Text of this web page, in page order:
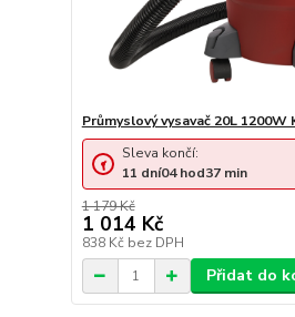
Průmyslový vysavač 20L 1200W
1 179 Kč
1 014 Kč
838 Kč bez DPH
Sleva končí:
11 dní04hod37 min
Přidat do